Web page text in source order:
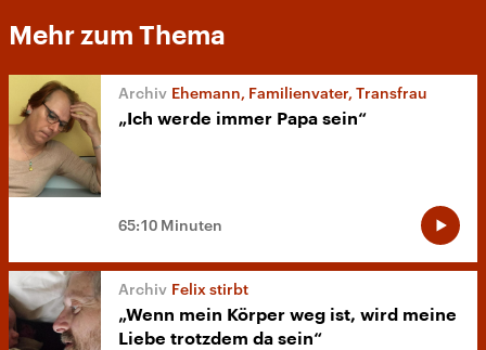
Mehr zum Thema
Ehemann, Familienvater, Transfrau
„Ich werde immer Papa sein“
65:10 Minuten
Felix stirbt
„Wenn mein Körper weg ist, wird meine
Liebe trotzdem da sein“